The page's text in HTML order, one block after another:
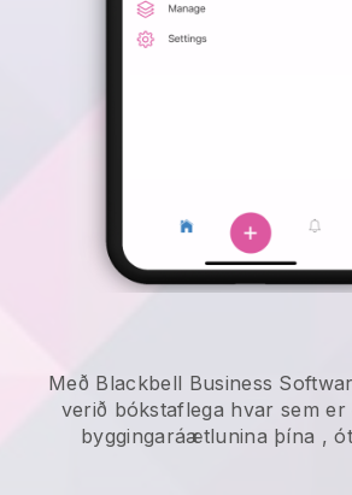
Með Blackbell Business
verið bókstaflega hvar sem
byggingaráætlunina þína ,